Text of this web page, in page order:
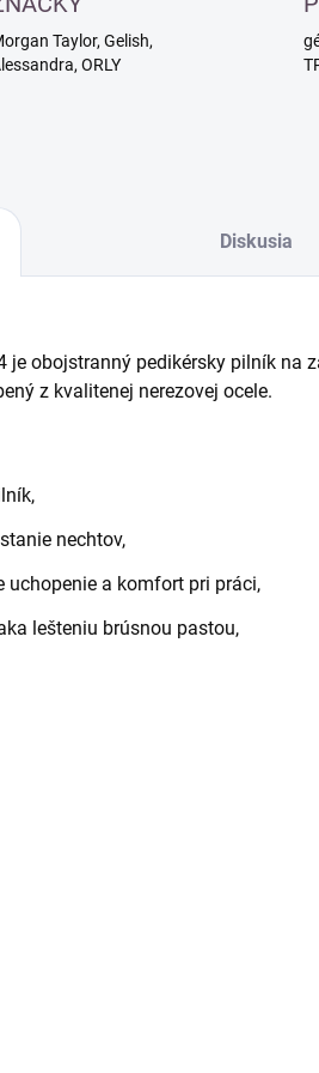
Taylor, Gelish,
ORLY
Diskusia
je obojstranný pedikérsky pilník na
z kvalitenej nerezovej ocele.
nechtov,
a komfort pri práci,
lešteniu brúsnou pastou,